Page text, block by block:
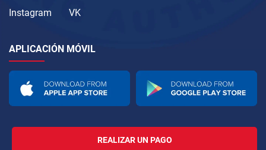
Instagram
VK
APLICACIÓN MÓVIL
REALIZAR UN PAGO